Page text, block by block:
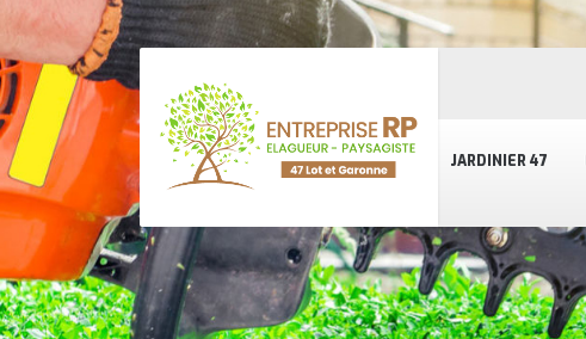
JARDINIER 47